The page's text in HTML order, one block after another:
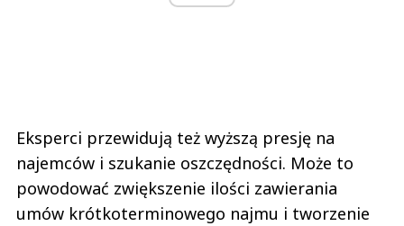
Eksperci przewidują też wyższą presję na
najemców i szukanie oszczędności. Może to
powodować zwiększenie ilości zawierania
umów krótkoterminowego najmu i tworzenie